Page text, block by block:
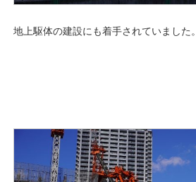
地上駆体の建設にも着手されていました。